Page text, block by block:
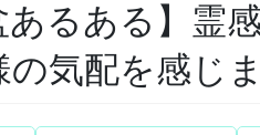
あるある】霊
の気配を感じ